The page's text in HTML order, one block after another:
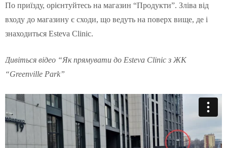
По приїзду, орієнтуйтесь на магазин “Продукти”. Зліва від
входу до магазину є сходи, що ведуть на поверх вище, де і
знаходиться Esteva Clinic.
Дивіться відео “Як прямувати до Esteva Clinic з ЖК
“Greenville Park”